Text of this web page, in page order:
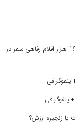
خدمت‌رسانی بانک گردشگری به زائران اربعین؛ توزیع 15 هزار اقلام رفاهی سفر در
یا زنجیره ارزش؟ +